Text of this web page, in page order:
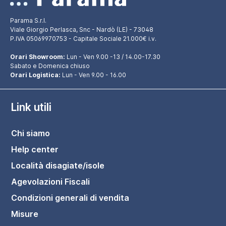
Parama S.r.l.
Viale Giorgio Perlasca, Snc - Nardò (LE) - 73048
P.IVA 05069970753 - Capitale Sociale 21.000€ i.v.
Orari Showroom: Lun - Ven 9.00 -13 / 14.00-17.30
Sabato e Domenica chiuso
Orari Logistica: Lun - Ven 9.00 - 16.00
Link utili
Chi siamo
Help center
Località disagiate/isole
Agevolazioni Fiscali
Condizioni generali di vendita
Misure